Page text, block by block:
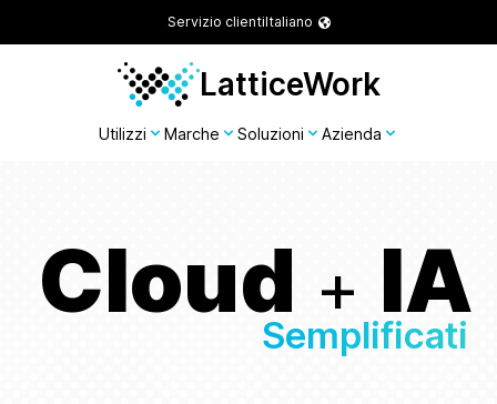
Servizio clientiItaliano
LatticeWork
Utilizzi Marche Soluzioni Azienda
Cloud + IA
Semplificati